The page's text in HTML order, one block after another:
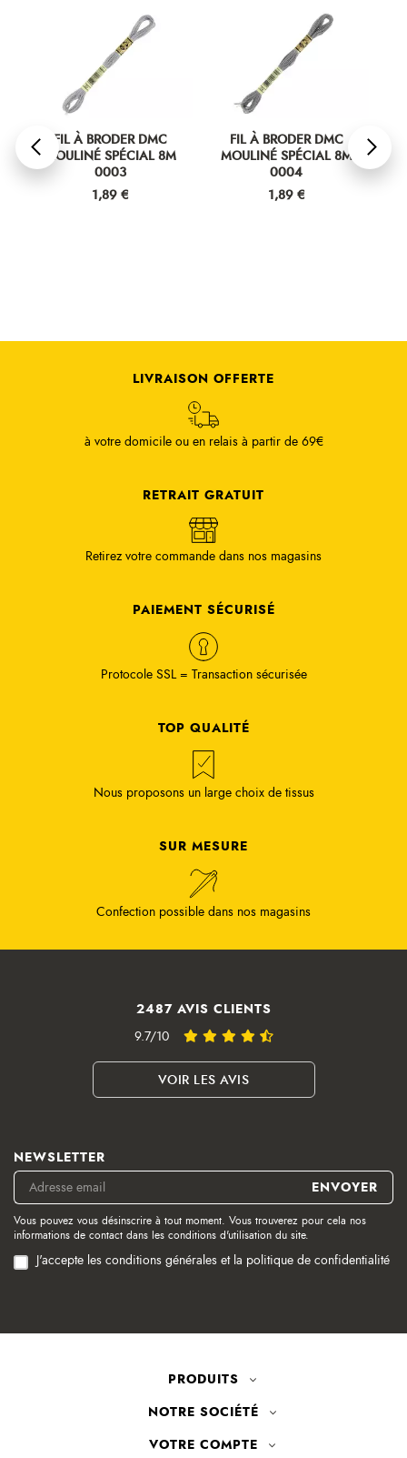
DMC
8M
FIL À BRODER DMC
MOULINÉ SPÉCIAL 8M
FIL À BRODER
MOULINÉ
0005
LIVRAISON OFFERTE
à votre domicile ou en relais à partir de 69€
RETRAIT GRATUIT
Retirez votre commande dans nos magasins
PAIEMENT SÉCURISÉ
Protocole SSL = Transaction sécurisée
TOP QUALITÉ
Nous proposons un large choix de tissus
SUR MESURE
Confection possible dans nos magasins
2487 AVIS CLIENTS
9.7/10
VOIR LES AVIS
NEWSLETTER
Vous pouvez vous désinscrire à tout moment. Vous trouverez pour cela nos
informations de contact dans les conditions d'utilisation du site.
J'accepte les conditions générales et la politique de confidentialité
PRODUITS
NOTRE SOCIÉTÉ
VOTRE COMPTE